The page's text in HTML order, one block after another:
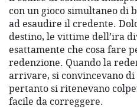
con un gioco simultaneo di
ad esaudire il credente.
destino, le vittime dell’ira
esattamente che cosa fare
redenzione. Quando la
arrivare, si convincevano di
pertanto si ritenevano
facile da correggere.